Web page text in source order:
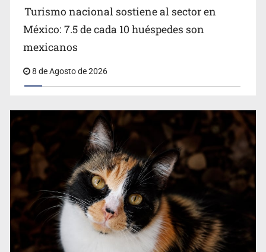
Belinda se corona como la más bella de 2026 en People
Turismo nacional sostiene al sector en
México: 7.5 de cada 10 huéspedes son
mexicanos
8 de Agosto de 2026